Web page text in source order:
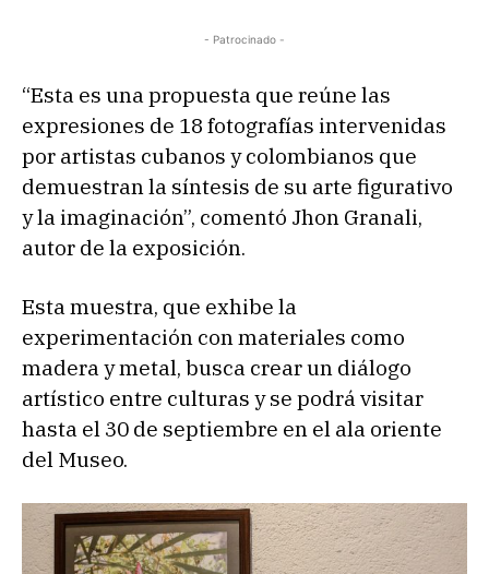
- Patrocinado -
“Esta es una propuesta que reúne las
expresiones de 18 fotografías intervenidas
por artistas cubanos y colombianos que
demuestran la síntesis de su arte figurativo
y la imaginación”, comentó Jhon Granali,
autor de la exposición.
Esta muestra, que exhibe la
experimentación con materiales como
madera y metal, busca crear un diálogo
artístico entre culturas y se podrá visitar
hasta el 30 de septiembre en el ala oriente
del Museo.